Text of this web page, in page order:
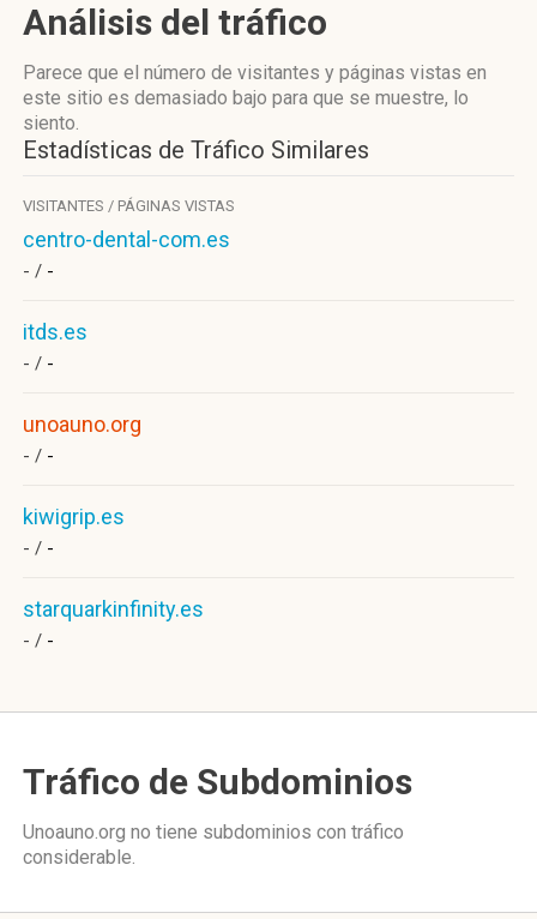
Análisis del tráfico
Parece que el número de visitantes y páginas vistas en
este sitio es demasiado bajo para que se muestre, lo
siento.
Estadísticas de Tráfico Similares
VISITANTES / PÁGINAS VISTAS
centro-dental-com.es
- / -
itds.es
- / -
unoauno.org
- / -
kiwigrip.es
- / -
starquarkinfinity.es
- / -
Tráfico de Subdominios
Unoauno.org no tiene subdominios con tráfico
considerable.